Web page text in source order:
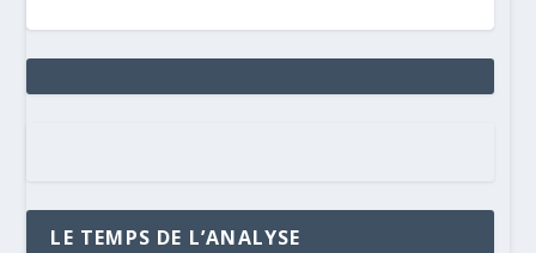
LE TEMPS DE L’ANALYSE